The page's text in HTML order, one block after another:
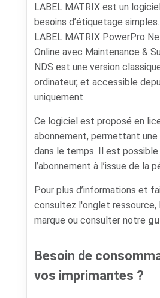
LABEL MATRIX est un
besoins d’étiquetage simples.
LABEL MATRIX PowerPro
Online avec Maintenance &
NDS est une version
ordinateur, et accessible
uniquement.
Ce logiciel est proposé en
abonnement, permettant
dans le temps. Il est
l’abonnement à l’issue de la
Pour plus d’informations et
consultez l'onglet ressource,
marque ou consulter notre
Besoin de
vos imprimantes ?